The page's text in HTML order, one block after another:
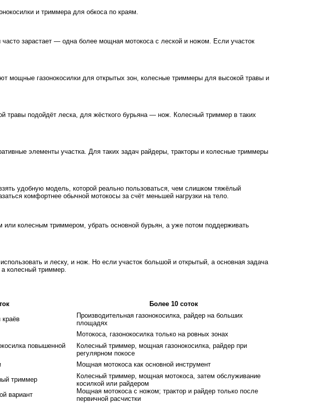
и триммера для обкоса по краям.
зарастает — одна более мощная мотокоса с леской и ножом. Если участок
мощные газонокосилки для открытых зон, колесные триммеры для высокой травы и
травы подойдёт леска, для жёсткого бурьяна — нож. Колесный триммер в таких
элементы участка. Для таких задач райдеры, тракторы и колесные триммеры
удобную модель, которой реально пользоваться, чем слишком тяжёлый
комфортнее обычной мотокосы за счёт меньшей нагрузки на тело.
колесным триммером, убрать основной бурьян, а уже потом поддерживать
и леску, и нож. Но если участок большой и открытый, а основная задача
а колесный триммер.
Более 10 соток
краёв
Производительная газонокосилка, райдер на больших
площадях
Мотокоса, газонокосилка только на ровных зонах
повышенной
Колесный триммер, мощная газонокосилка, райдер при
регулярном покосе
Мощная мотокоса как основной инструмент
триммер
Колесный триммер, мощная мотокоса, затем обслуживание
косилкой или райдером
вариант
Мощная мотокоса с ножом; трактор и райдер только после
первичной расчистки